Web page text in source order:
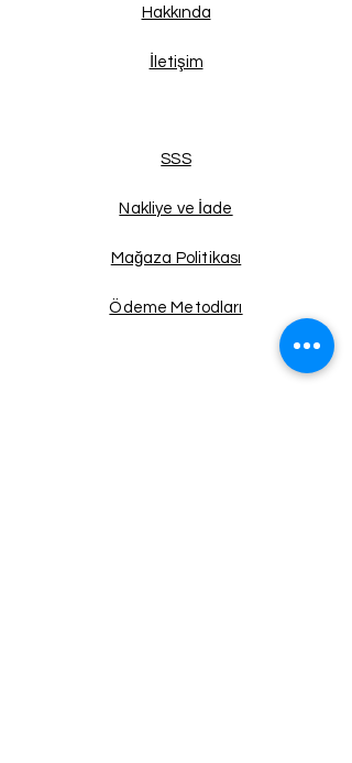
Hakkında
İletişim
SSS
Nakliye ve İade
Mağaza Politikası
Ödeme Metodları